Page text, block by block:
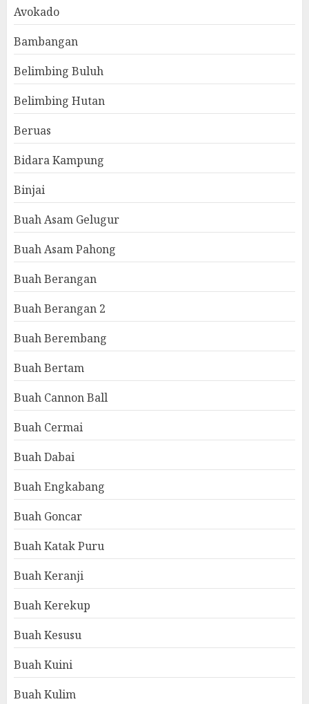
Avokado
Bambangan
Belimbing Buluh
Belimbing Hutan
Beruas
Bidara Kampung
Binjai
Buah Asam Gelugur
Buah Asam Pahong
Buah Berangan
Buah Berangan 2
Buah Berembang
Buah Bertam
Buah Cannon Ball
Buah Cermai
Buah Dabai
Buah Engkabang
Buah Goncar
Buah Katak Puru
Buah Keranji
Buah Kerekup
Buah Kesusu
Buah Kuini
Buah Kulim